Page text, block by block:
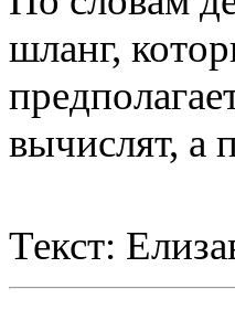
шланг,
вычислят, а
Текст: